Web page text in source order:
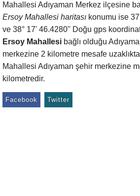
Mahallesi Adıyaman Merkez ilçesine
Ersoy Mahallesi haritası konumu ise
ve 38° 17' 46.4280'' Doğu gps
Ersoy Mahallesi bağlı olduğu
merkezine 2 kilometre mesafe
Mahallesi Adıyaman şehir merkezine
kilometredir.
Facebook Twitter